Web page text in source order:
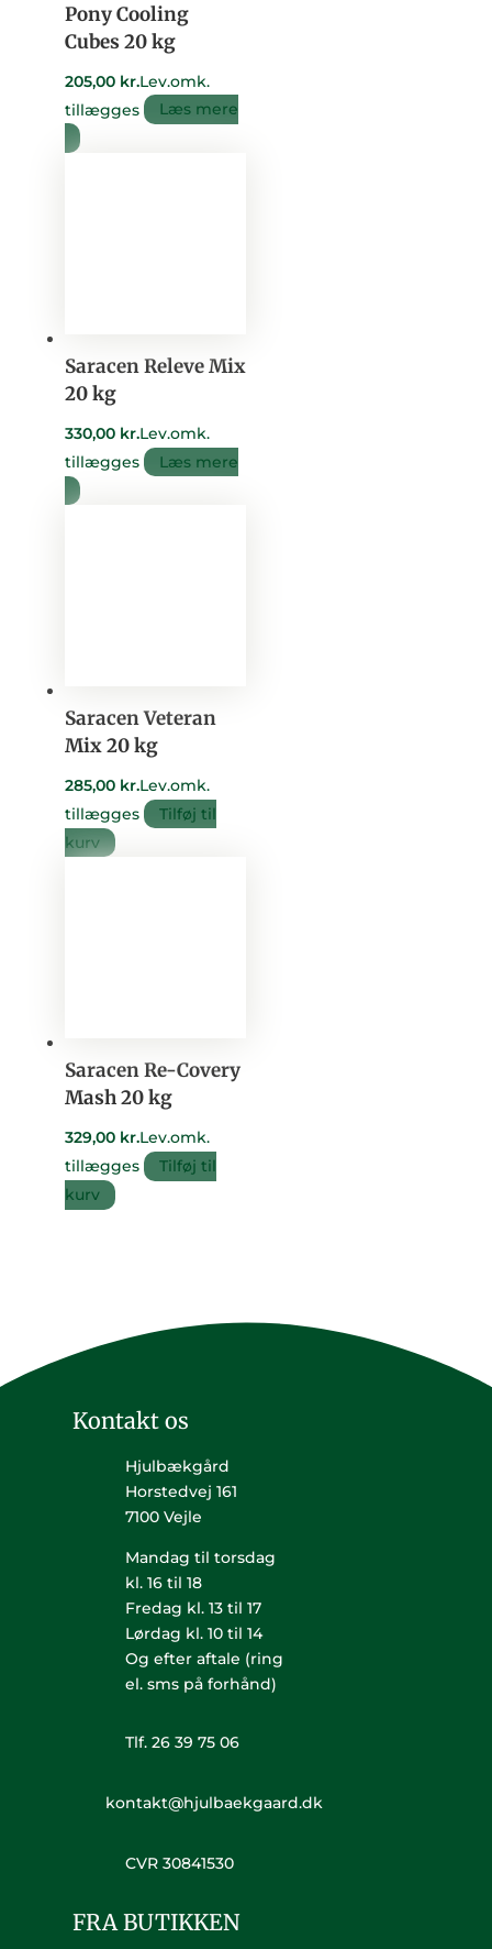
Pony Cooling
Cubes 20 kg
205,00 kr.Lev.omk.
tillægges
Læs mere
Saracen Releve Mix
20 kg
330,00 kr.Lev.omk.
tillægges
Læs mere
Saracen Veteran
Mix 20 kg
285,00 kr.Lev.omk.
tillægges
Tilføj til
kurv
Saracen Re-Covery
Mash 20 kg
329,00 kr.Lev.omk.
tillægges
Tilføj til
kurv
Kontakt os
Hjulbækgård
Horstedvej 161
7100 Vejle
Mandag til torsdag
kl. 16 til 18
Fredag kl. 13 til 17
Lørdag kl. 10 til 14
Og efter aftale (ring
el. sms på forhånd)
Tlf. 26 39 75 06
kontakt@hjulbaekgaard.dk
CVR 30841530
FRA BUTIKKEN